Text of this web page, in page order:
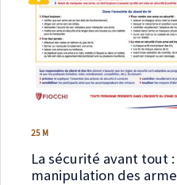
25 M
La sécurité avant tout
manipulation des